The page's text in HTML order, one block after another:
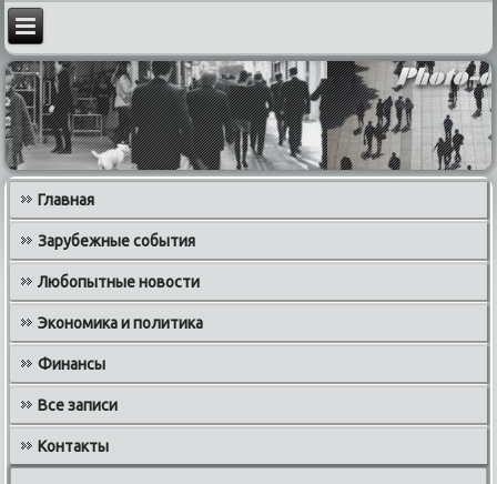
Главная
Зарубежные события
Любопытные новости
Экономика и политика
Финансы
Все записи
Контакты